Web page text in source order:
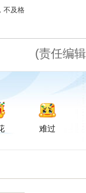
不及格
(责任编
难过